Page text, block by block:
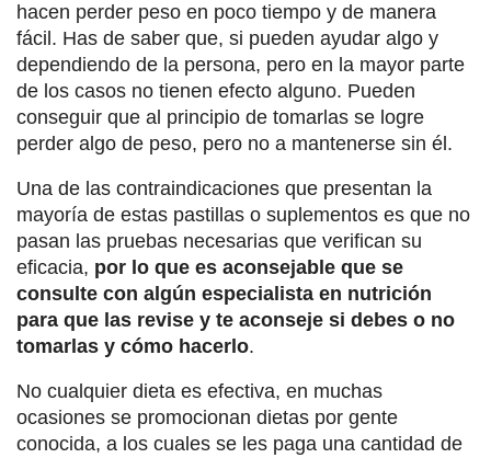
hacen perder peso en poco tiempo y de manera
fácil. Has de saber que, si pueden ayudar algo y
dependiendo de la persona, pero en la mayor parte
de los casos no tienen efecto alguno. Pueden
conseguir que al principio de tomarlas se logre
perder algo de peso, pero no a mantenerse sin él.
Una de las contraindicaciones que presentan la
mayoría de estas pastillas o suplementos es que no
pasan las pruebas necesarias que verifican su
eficacia, por lo que es aconsejable que se
consulte con algún especialista en nutrición
para que las revise y te aconseje si debes o no
tomarlas y cómo hacerlo.
No cualquier dieta es efectiva, en muchas
ocasiones se promocionan dietas por gente
conocida, a los cuales se les paga una cantidad de